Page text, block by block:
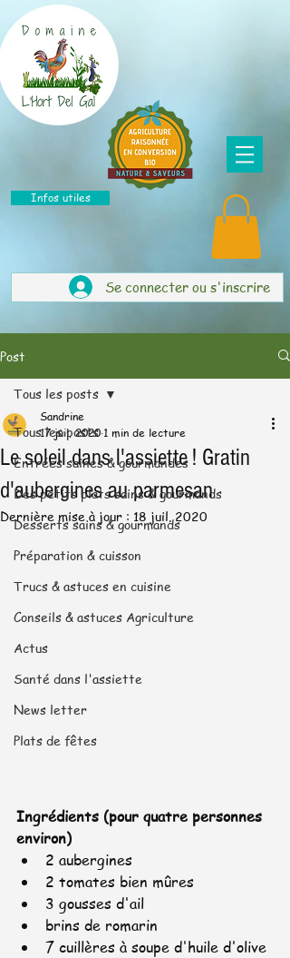
Infos utiles
Se connecter ou s'inscrire
Post
Tous les posts
Entrées saines & gourmandes
Des petits plats sains & gourmands
Desserts sains & gourmands
Préparation & cuisson
Trucs & astuces en cuisine
Conseils & astuces Agriculture
Actus
Santé dans l'assiette
News letter
Plats de fêtes
Tous les posts
Le soleil dans l'assiette ! Gratin
d'aubergines au parmesan
Sandrine
17 juil. 2020 1 min de lecture
Dernière mise à jour : 18 juil. 2020
Ingrédients (pour quatre personnes
environ)
2 aubergines
2 tomates bien mûres
3 gousses d'ail
brins de romarin
7 cuillères à soupe d'huile d'olive